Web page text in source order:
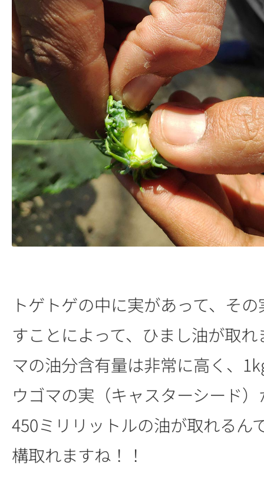
トゲトゲの中に実があって、そ
すことによって、ひまし油が取れ
マの油分含有量は非常に高く、
ウゴマの実（キャスターシード
450ミリリットルの油が取れるん
構取れますね！！